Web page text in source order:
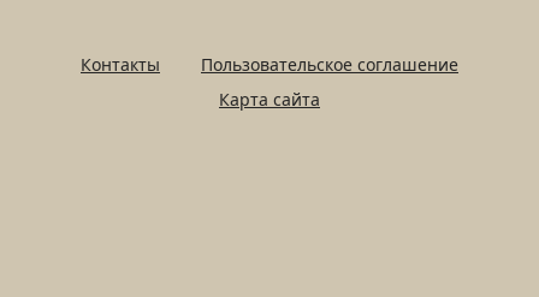
Контакты
Пользовательское соглашение
Карта сайта